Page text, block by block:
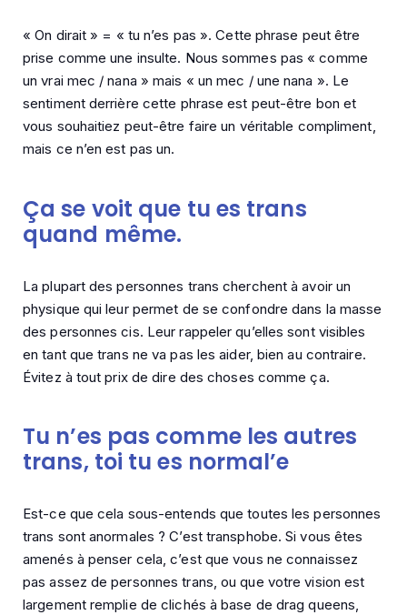
« On dirait » = « tu n’es pas ». Cette phrase peut être
prise comme une insulte. Nous sommes pas « comme
un vrai mec / nana » mais « un mec / une nana ». Le
sentiment derrière cette phrase est peut-être bon et
vous souhaitiez peut-être faire un véritable compliment,
mais ce n’en est pas un.
Ça se voit que tu es trans
quand même.
La plupart des personnes trans cherchent à avoir un
physique qui leur permet de se confondre dans la masse
des personnes cis. Leur rappeler qu’elles sont visibles
en tant que trans ne va pas les aider, bien au contraire.
Évitez à tout prix de dire des choses comme ça.
Tu n’es pas comme les autres
trans, toi tu es normal’e
Est-ce que cela sous-entends que toutes les personnes
trans sont anormales ? C’est transphobe. Si vous êtes
amenés à penser cela, c’est que vous ne connaissez
pas assez de personnes trans, ou que votre vision est
largement remplie de clichés à base de drag queens,